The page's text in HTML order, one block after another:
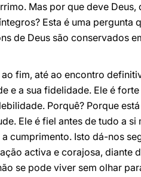
Mas por que deve
Esta é uma pergunta
de Deus são conservados
fim, até ao encontro
e a sua fidelidade. Ele é
Porquê? Porque
Ele é fiel antes de tudo a
cumprimento. Isto dá-nos
activa e corajosa, diante
se pode viver sem olhar